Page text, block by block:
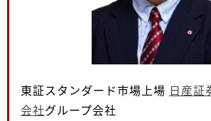
東証スタンダード市場上場 日産証
会社グループ会社